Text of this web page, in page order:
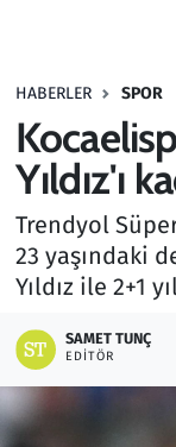
HABERLER SPOR
Yıldız'ı
Trendyol
23 yaşındaki
Yıldız ile 2+1
SAMET TUNÇ
EDITÖR
Haber
Kültür Sanat
Kurumsal
Lezzet
Memur ve